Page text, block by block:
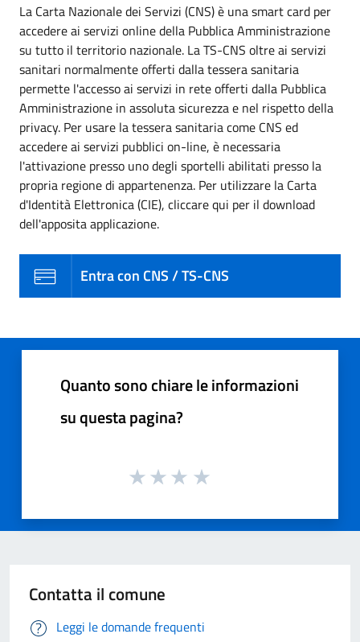
La Carta Nazionale dei Servizi (CNS) è una smart card per
accedere ai servizi online della Pubblica Amministrazione
su tutto il territorio nazionale. La TS-CNS oltre ai servizi
sanitari normalmente offerti dalla tessera sanitaria
permette l'accesso ai servizi in rete offerti dalla Pubblica
Amministrazione in assoluta sicurezza e nel rispetto della
privacy. Per usare la tessera sanitaria come CNS ed
accedere ai servizi pubblici on-line, è necessaria
l'attivazione presso uno degli sportelli abilitati presso la
propria regione di appartenenza. Per utilizzare la Carta
d'Identità Elettronica (CIE), cliccare qui per il download
dell'apposita applicazione.
Entra con CNS / TS-CNS
Quanto sono chiare le informazioni
su questa pagina?
Contatta il comune
Leggi le domande frequenti